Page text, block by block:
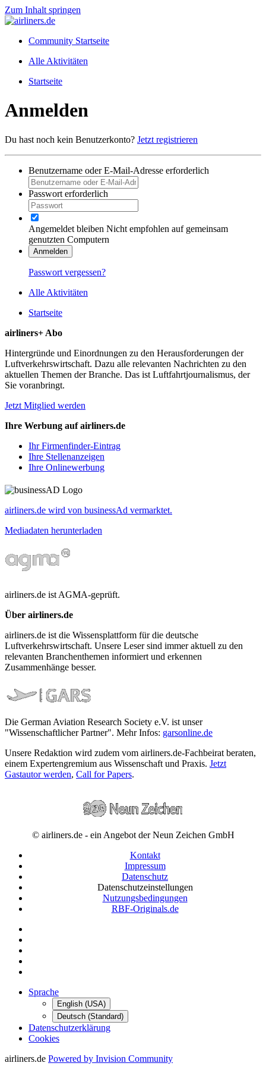
Zum Inhalt springen
Community Startseite
Alle Aktivitäten
Startseite
Anmelden
Du hast noch kein Benutzerkonto? Jetzt registrieren
Benutzername oder E-Mail-Adresse erforderlich
Passwort erforderlich
Angemeldet bleiben Nicht empfohlen auf gemeinsam
genutzten Computern
Anmelden
Passwort vergessen?
Alle Aktivitäten
Startseite
airliners+ Abo
Hintergründe und Einordnungen zu den Herausforderungen der
Luftverkehrswirtschaft. Dazu alle relevanten Nachrichten zu den
aktuellen Themen der Branche. Das ist Luftfahrtjournalismus, der
Sie voranbringt.
Jetzt Mitglied werden
Ihre Werbung auf airliners.de
Ihr Firmenfinder-Eintrag
Ihre Stellenanzeigen
Ihre Onlinewerbung
airliners.de wird von businessAd vermarktet.
Mediadaten herunterladen
airliners.de ist AGMA-geprüft.
Über airliners.de
airliners.de ist die Wissensplattform für die deutsche
Luftverkehrswirtschaft. Unsere Leser sind immer aktuell zu den
relevanten Branchenthemen informiert und erkennen
Zusammenhänge besser.
Die German Aviation Research Society e.V. ist unser
"Wissenschaftlicher Partner". Mehr Infos: garsonline.de
Unsere Redaktion wird zudem vom airliners.de-Fachbeirat beraten,
einem Expertengremium aus Wissenschaft und Praxis. Jetzt
Gastautor werden, Call for Papers.
© airliners.de - ein Angebot der Neun Zeichen GmbH
Kontakt
Impressum
Datenschutz
Datenschutzeinstellungen
Nutzungsbedingungen
RBF-Originals.de
Sprache
English (USA)
Deutsch (Standard)
Datenschutzerklärung
Cookies
airliners.de Powered by Invision Community